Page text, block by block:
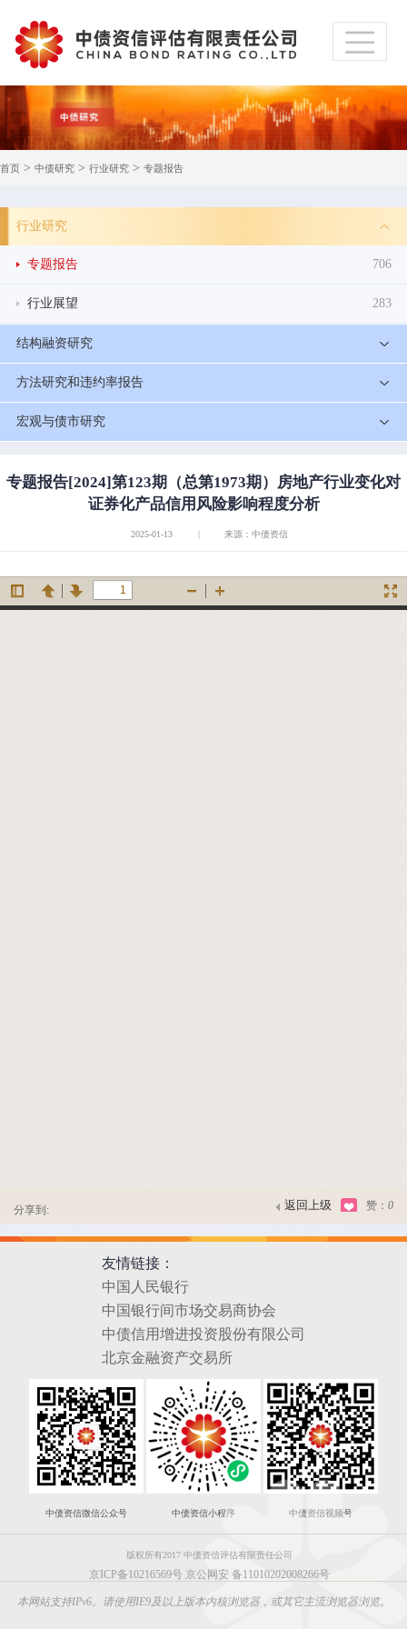
首页 > 中债研究 > 行业研究 > 专题报告
行业研究
专题报告 706
行业展望 283
结构融资研究
方法研究和违约率报告
宏观与债市研究
专题报告[2024]第123期（总第1973期）房地产行业变化对
证券化产品信用风险影响程度分析
2025-01-13 | 来源：中债资信
分享到: 返回上级 赞： 0
友情链接：
中国人民银行
中国银行间市场交易商协会
中债信用增进投资股份有限公司
北京金融资产交易所
中债资信微信公众号 中债资信小程序 中债资信视频号
版权所有2017 中债资信评估有限责任公司
京ICP备10216569号 京公网安 备11010202008266号
本网站支持IPv6。请使用IE9及以上版本内核浏览器，或其它主流浏览器浏览。